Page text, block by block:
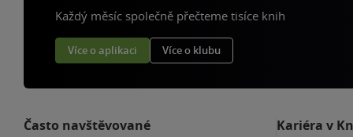
Každý měsíc společně přečteme tisíce knih
Více o aplikaci Více o klubu
Často navštěvované Kariéra v